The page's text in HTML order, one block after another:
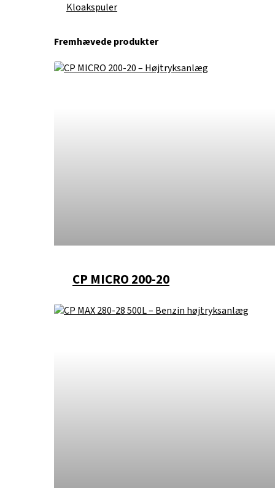
Kloakspuler
Fremhævede produkter
CP MICRO 200-20